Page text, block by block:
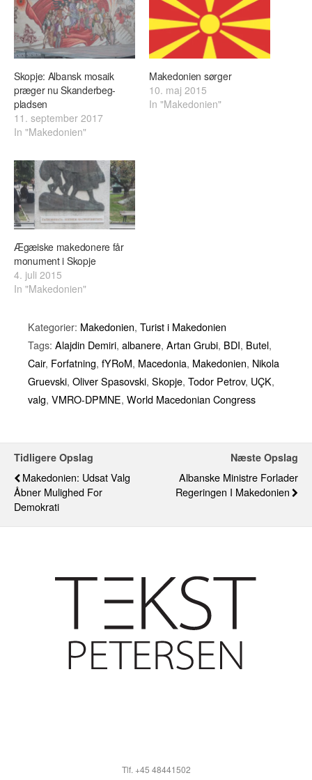
Skopje: Albansk mosaik
præger nu Skanderbeg-
pladsen
11. september 2017
In "Makedonien"
Makedonien sørger
10. maj 2015
In "Makedonien"
Ægæiske makedonere får
monument i Skopje
4. juli 2015
In "Makedonien"
Kategorier: Makedonien, Turist i Makedonien
Tags: Alajdin Demiri, albanere, Artan Grubi, BDI, Butel,
Cair, Forfatning, fYRoM, Macedonia, Makedonien, Nikola
Gruevski, Oliver Spasovski, Skopje, Todor Petrov, UÇK,
valg, VMRO-DPMNE, World Macedonian Congress
Tidligere Opslag
Makedonien: Udsat Valg
Åbner Mulighed For
Demokrati
Næste Opslag
Albanske Ministre Forlader
Regeringen I Makedonien
Tlf. +45 48441502